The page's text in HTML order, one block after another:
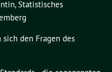
Statistisches
den Fragen des